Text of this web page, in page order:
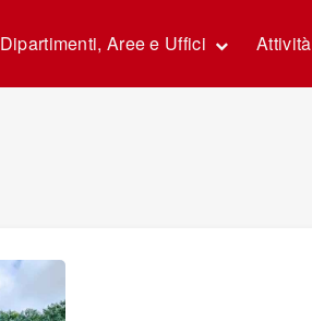
Dipartimenti, Aree e Uffici Attività